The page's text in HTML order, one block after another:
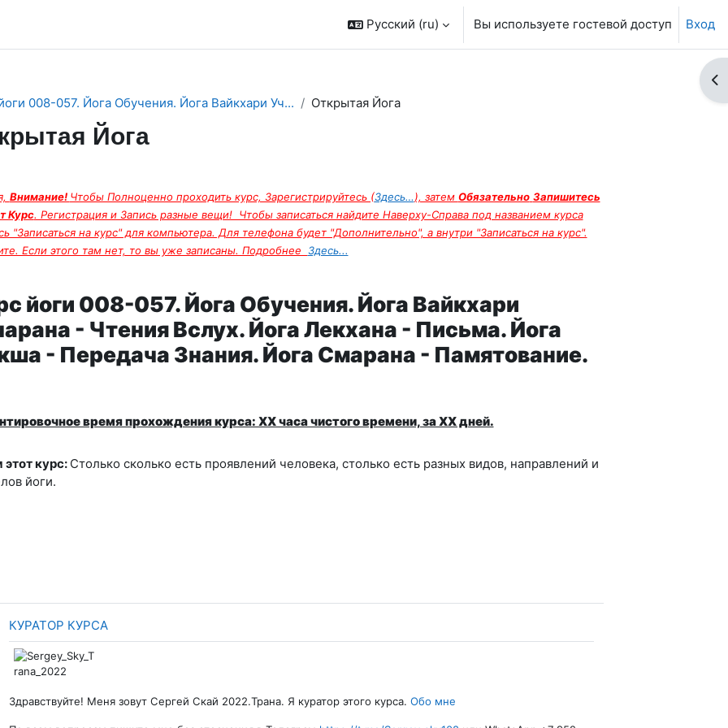
Русский ‎(ru)‎ Вы используете гостевой доступ Вход
008-057. Йога Обучения. Йога Вайкхари Уч...
Открытая Йога
Йога
outline
Внимание! Чтобы Полноценно проходить курс, Зарегистрируйтесь (Здесь…), затем Обязательно Запишитесь
Курс. Регистрация и Запись разные вещи! Чтобы записаться найдите Наверху-Справа под названием курса
"Записаться на курс" для компьютера. Для телефона будет "Дополнительно", а внутри "Записаться на курс".
Если этого там нет, то вы уже записаны. Подробнее Здесь...
йоги 008-057. Йога Обучения. Йога Вайкхари
- Чтения Вслух. Йога Лекхана - Письма. Йога
- Передача Знания. Йога Смарана - Памятование.
время прохождения курса: XX часа чистого времени, за XX дней.
курс: Столько сколько есть проявлений человека, столько есть разных видов, направлений и
йоги.
КУРАТОР КУРСАСтраница
Здравствуйте! Меня зовут Сергей Скай 2022.Трана. Я куратор этого курса. Обо мне